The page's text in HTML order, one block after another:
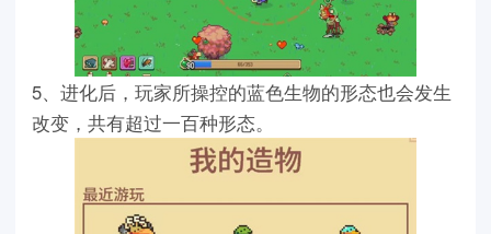
5、进化后，玩家所操控的蓝色生物的形态也会发生
改变，共有超过一百种形态。